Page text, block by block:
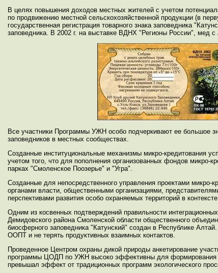
В целях повышения доходов местных жителей с учетом
по продвижению местной сельскохозяйственной продукции (в
государственная регистрация товарного знака заповедника
заповедника. В 2002 г. на выставке ВДНХ "Регионы России", мед
Все участники Программы УЖН особо подчеркивают ее большое
заповедников в местных сообществах.
Созданные институциональные механизмы микро-кредитования
учетом того, что для пополнения организованных фондов микро-
парках "Смоленское Поозерье" и "Угра".
Созданные для непосредственного управления проектами
органами власти, общественными организациями,
перспективами развития особо охраняемых территорий в
Одним из косвенных подтверждений правильности
Демидовского района Смоленской области общественного
биосферного заповедника "Катунский" создан в Республике
ООПТ и не терять продуктивных взаимных контактов.
Проведенное Центром охраны дикой природы анкетирование
программы ЦОДП по УЖН высоко эффективны для формирования
превышал эффект от традиционных программ экологического